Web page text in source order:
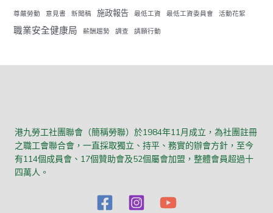
尊嚴勞動 意見書 新聞稿 施政報告 最低工資 最低工資委員會 活動花絮
職業安全健康局 薪酬趨勢 調查 請願行動
港九勞工社團聯會（簡稱勞聯）於1984年11月成立，為社團註冊
之職工會聯合會，一直採取獨立、持平、務實的辦會方針，至今
有114個成員會、17個贊助會及52個屬會加盟，整體會員超過十
四萬人。